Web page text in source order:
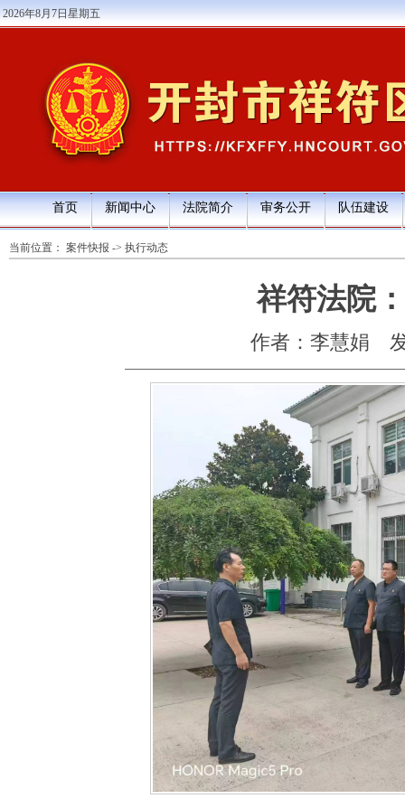
2026年8月7日星期五
首页 新闻中心 法院简介 审务公开 队伍建设
当前位置： 案件快报 -> 执行动态
祥符法院
作者：李慧娟